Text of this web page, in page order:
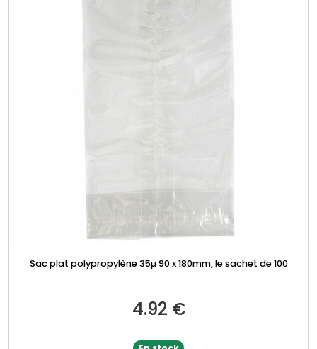
Sac plat polypropylène 35µ 90 x 180mm, le sachet de 100
4.92 €